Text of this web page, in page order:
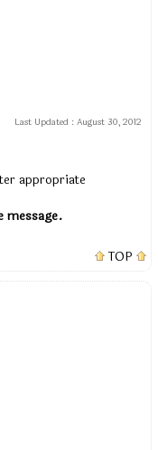
Last Updated : August 30, 2012
appropriate
message.
TOP